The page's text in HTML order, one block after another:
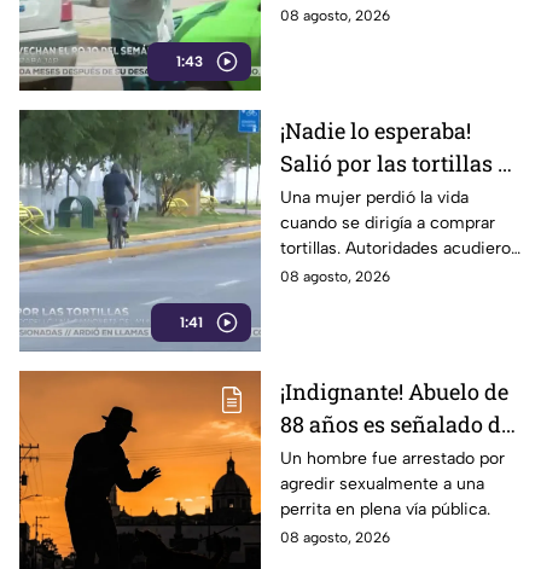
1:43
historias, retos y la rutina
08 agosto, 2026
1:41
¡Nadie lo esperaba!
Salió por las tortillas y
nunca regresó tras
perder la v1da en el
camino
Una mujer perdió la vida
cuando se dirigía a comprar
tortillas. Autoridades acudieron
al lugar tras el reporte de
08 agosto, 2026
¡Indignante! Abuelo de
88 años es señalado de
4busar de una canina
frente a un parque con
men0res
Un hombre fue arrestado por
agredir sexualmente a una
perrita en plena vía pública.
08 agosto, 2026